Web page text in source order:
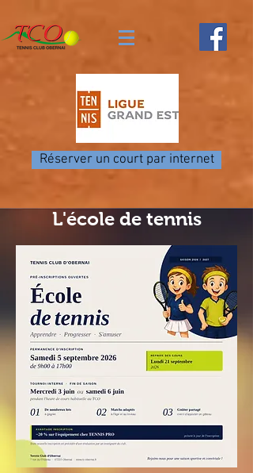
Réserver un court par internet
L'école de tennis